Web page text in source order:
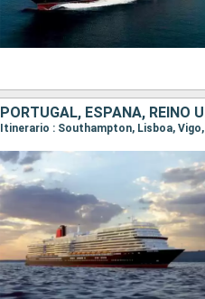
PORTUGAL, ESPAÑA, REINO
Itinerario : Southampton, Lisboa,